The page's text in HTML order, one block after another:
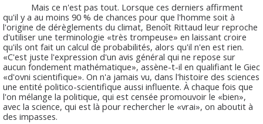
Mais ce n'est pas tout. Lorsque ces derniers affirment
qu'il y a au moins 90 % de chances pour que l'homme soit à
l'origine de dérèglements du climat, Benoît Rittaud leur reproche
d'utiliser une terminologie «très trompeuse» en laissant croire
qu'ils ont fait un calcul de probabilités, alors qu'il n'en est rien.
«C'est juste l'expression d'un avis général qui ne repose sur
aucun fondement mathématique», assène-t-il en qualifiant le Giec
«d'ovni scientifique». On n'a jamais vu, dans l'histoire des sciences
une entité politico-scientifique aussi influente. À chaque fois que
l'on mélange la politique, qui est censée promouvoir le «bien»,
avec la science, qui est là pour rechercher le «vrai», on aboutit à
des impasses.